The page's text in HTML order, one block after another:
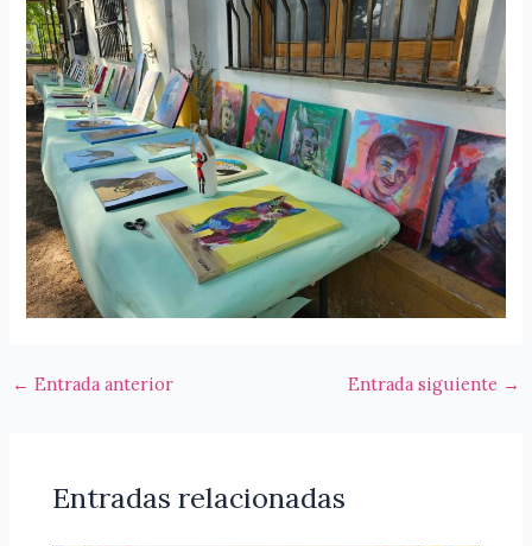
← Entrada anterior Entrada siguiente →
Entradas relacionadas